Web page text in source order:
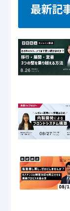
最新記